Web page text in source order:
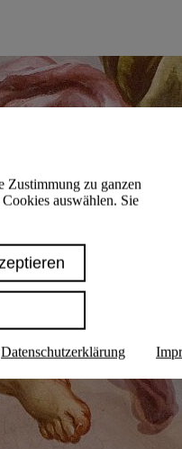
Zustimmung zu ganzen
auswählen. Sie
Datenschutzerklärung